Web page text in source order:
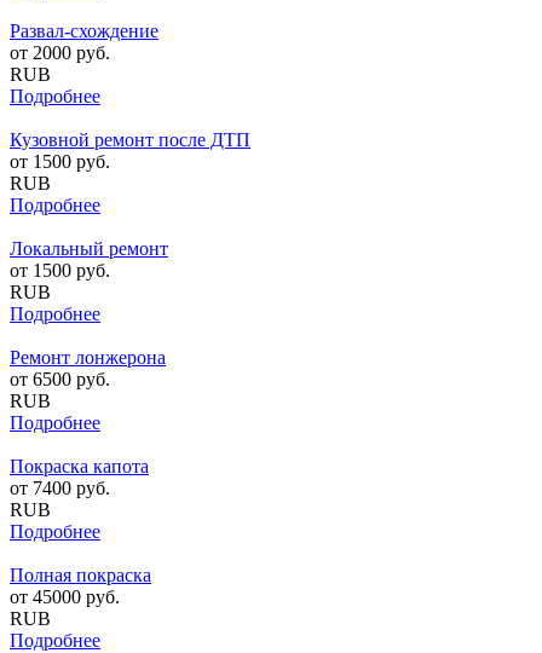
Развал-схождение
от 2000 руб.
RUB
Подробнее
Кузовной ремонт после ДТП
от 1500 руб.
RUB
Подробнее
Локальный ремонт
от 1500 руб.
RUB
Подробнее
Ремонт лонжерона
от 6500 руб.
RUB
Подробнее
Покраска капота
от 7400 руб.
RUB
Подробнее
Полная покраска
от 45000 руб.
RUB
Подробнее